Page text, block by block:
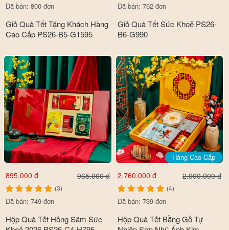
Đã bán: 800 đơn
Giỏ Quà Tết Tặng Khách Hàng
Cao Cấp PS26-B5-G1595
Đã bán: 762 đơn
Giỏ Quà Tết Sức Khoẻ PS26-
B6-G990
895.000 đ 965.000 đ
(3)
Đã bán: 749 đơn
Hộp Quà Tết Hồng Sâm Sức
Hàng Cao Cấp
2.760.000 đ 2.900.000 đ
(4)
Đã bán: 739 đơn
Hộp Quà Tết Bằng Gỗ Tự